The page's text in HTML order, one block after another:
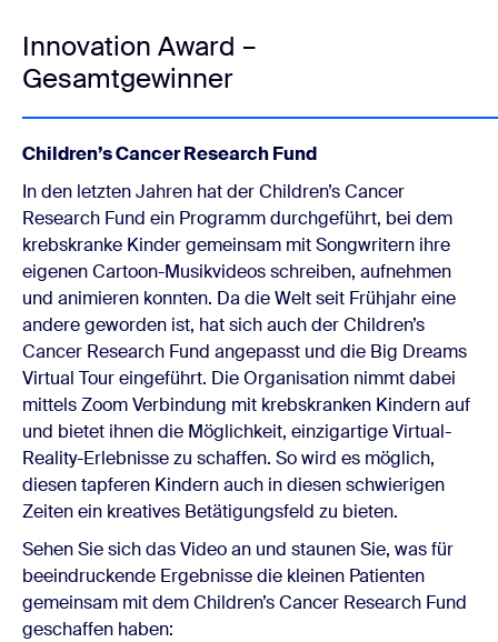
Innovation Award –
Gesamtgewinner
Children’s Cancer Research Fund
In den letzten Jahren hat der Children’s Cancer
Research Fund ein Programm durchgeführt, bei dem
krebskranke Kinder gemeinsam mit Songwritern ihre
eigenen Cartoon-Musikvideos schreiben, aufnehmen
und animieren konnten. Da die Welt seit Frühjahr eine
andere geworden ist, hat sich auch der Children’s
Cancer Research Fund angepasst und die Big Dreams
Virtual Tour eingeführt. Die Organisation nimmt dabei
mittels Zoom Verbindung mit krebskranken Kindern auf
und bietet ihnen die Möglichkeit, einzigartige Virtual-
Reality-Erlebnisse zu schaffen. So wird es möglich,
diesen tapferen Kindern auch in diesen schwierigen
Zeiten ein kreatives Betätigungsfeld zu bieten.
Sehen Sie sich das Video an und staunen Sie, was für
beeindruckende Ergebnisse die kleinen Patienten
gemeinsam mit dem Children’s Cancer Research Fund
geschaffen haben: